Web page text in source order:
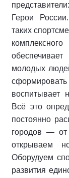
Герои
таких
молодых
воспитывает
Всё это
постоянно
городов — от
открываем
Оборудуем
развития